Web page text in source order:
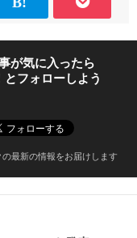
が気に入ったら
とフォローしよう
最新の情報をお届けします